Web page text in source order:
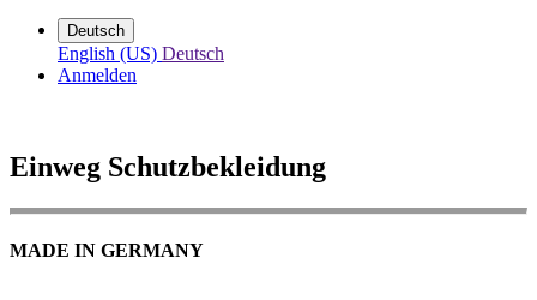
Deutsch
English (US) Deutsch
Anmelden
Einweg Schutzbekleidung
MADE IN GERMANY